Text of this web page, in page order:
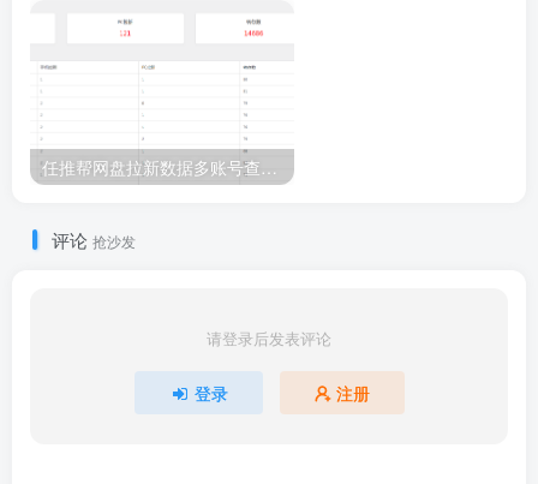
任推帮网盘拉新数据多账号查询插件（WordPress专享）
评论 抢沙发
请登录后发表评论
登录 注册